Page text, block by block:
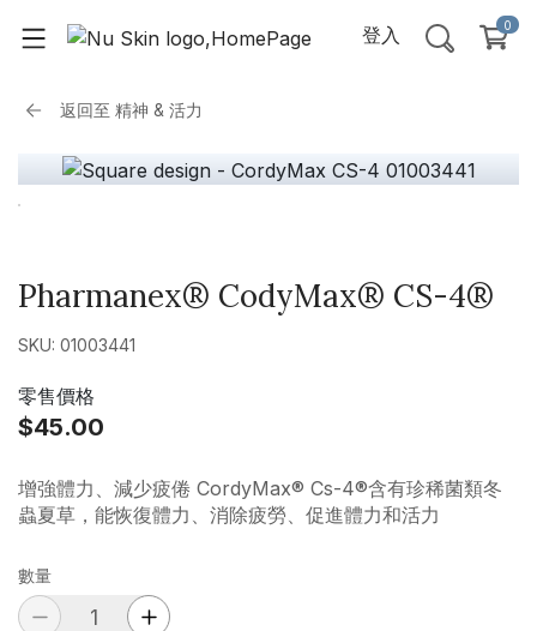
登入 0
返回至 精神 & 活力
Pharmanex® CodyMax® CS-4®
SKU: 01003441
零售價格
$45.00
增強體力、減少疲倦 CordyMax® Cs-4®含有珍稀菌類冬
蟲夏草，能恢復體力、消除疲勞、促進體力和活力
數量